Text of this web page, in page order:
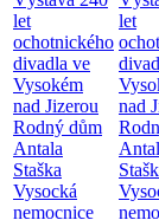
let
ochotnického
divadla ve
Vysokém
nad Jizerou
Rodný dům
Antala
Staška
Vysocká
nemocnice
let
nad